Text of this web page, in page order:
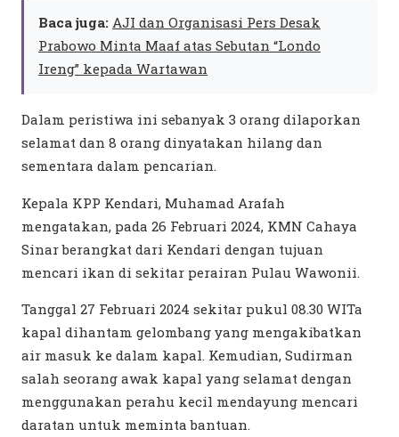
Baca juga: AJI dan Organisasi Pers Desak
Prabowo Minta Maaf atas Sebutan “Londo
Ireng” kepada Wartawan
Dalam peristiwa ini sebanyak 3 orang dilaporkan
selamat dan 8 orang dinyatakan hilang dan
sementara dalam pencarian.
Kepala KPP Kendari, Muhamad Arafah
mengatakan, pada 26 Februari 2024, KMN Cahaya
Sinar berangkat dari Kendari dengan tujuan
mencari ikan di sekitar perairan Pulau Wawonii.
Tanggal 27 Februari 2024 sekitar pukul 08.30 WITa
kapal dihantam gelombang yang mengakibatkan
air masuk ke dalam kapal. Kemudian, Sudirman
salah seorang awak kapal yang selamat dengan
menggunakan perahu kecil mendayung mencari
daratan untuk meminta bantuan.